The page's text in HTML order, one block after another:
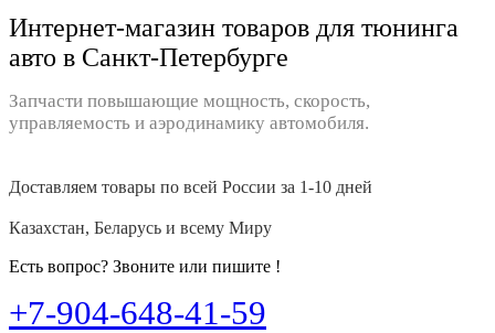
Интернет-магазин товаров для тюнинга
авто в Санкт-Петербурге
Запчасти повышающие мощность, скорость,
управляемость и аэродинамику автомобиля.
Доставляем товары по всей России за 1-10 дней
Казахстан, Беларусь и всему Миру
Есть вопрос? Звоните или пишите !
+7-904-648-41-59